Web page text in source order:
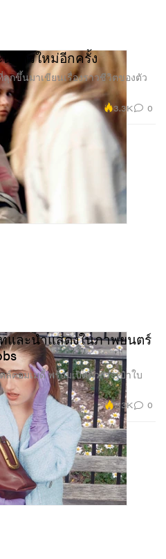
ำตัวใหม่อีกครั้ง
ขึ้นมาเขียนเรื่องราวชีวิตของตัว
3.3K 0
และนำแสดงในภาพยนตร์
คอมเมดี้ พร้อมเปิดตัวกระเป๋าใบ
2.3K 0